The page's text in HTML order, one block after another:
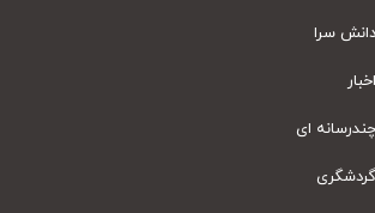
سرا
ای